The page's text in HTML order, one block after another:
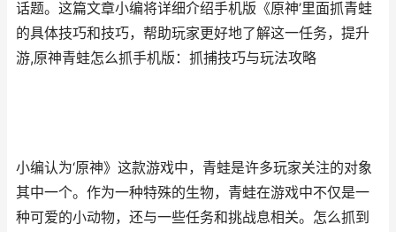
话题。这篇文章小编将详细介绍手机版《原神’里面抓青蛙
的具体技巧和技巧，帮助玩家更好地了解这一任务，提升
游,原神青蛙怎么抓手机版：抓捕技巧与玩法攻略
小编认为‘原神》这款游戏中，青蛙是许多玩家关注的对象
其中一个。作为一种特殊的生物，青蛙在游戏中不仅是一
种可爱的小动物，还与一些任务和挑战息相关。怎么抓到